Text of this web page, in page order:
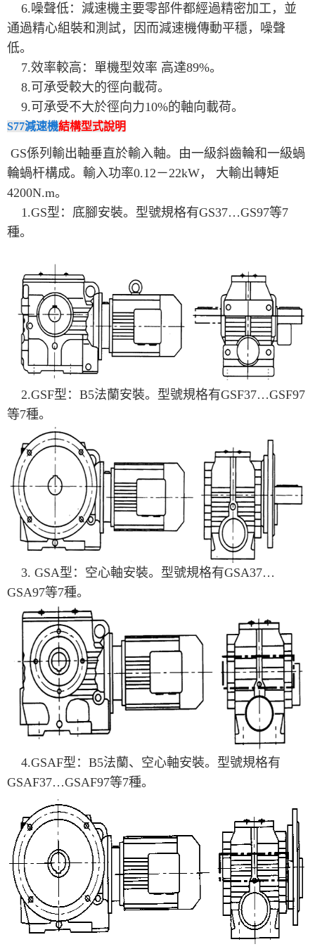
6.噪聲低：減速機主要零部件都經過精密加工，並
通過精心組裝和測試，因而減速機傳動平穩，噪聲
低。
7.效率較高：單機型效率 高達89%。
8.可承受較大的徑向載荷。
9.可承受不大於徑向力10%的軸向載荷。
S77減速機結構型式說明
GS係列輸出軸垂直於輸入軸。由一級斜齒輪和一級蝸
輪蝸杆構成。輸入功率0.12－22kW， 大輸出轉矩
4200N.m。
1.GS型：底腳安裝。型號規格有GS37…GS97等7
種。
2.GSF型：B5法蘭安裝。型號規格有GSF37…GSF97
等7種。
3. GSA型：空心軸安裝。型號規格有GSA37…
GSA97等7種。
4.GSAF型：B5法蘭、空心軸安裝。型號規格有
GSAF37…GSAF97等7種。